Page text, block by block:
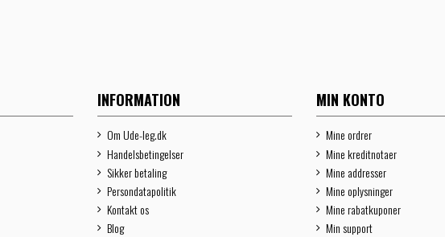
INFORMATION
Om Ude-leg.dk
Handelsbetingelser
Sikker betaling
Persondatapolitik
Kontakt os
Blog
MIN KONTO
Mine ordrer
Mine kreditnotaer
Mine addresser
Mine oplysninger
Mine rabatkuponer
Min support